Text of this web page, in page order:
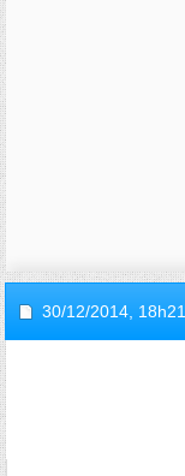
30/12/2014, 18h21